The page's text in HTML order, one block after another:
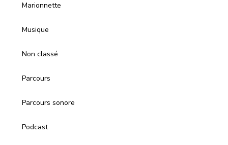
Marionnette
Musique
Non classé
Parcours
Parcours sonore
Podcast